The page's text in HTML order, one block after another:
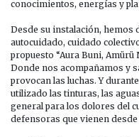
conocimientos, energías y
Desde su instalación, hemos
autocuidado, cuidado
propuesto “Aura Buni, Amürü
Donde nos acompañamos y
provocan las luchas. Y
utilizado las tinturas, las
general para los dolores del
defensoras que vienen